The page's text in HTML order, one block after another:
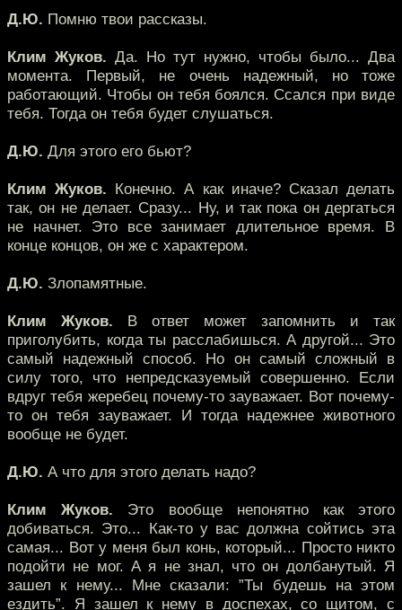
Д.Ю. Помню твои рассказы.
Клим Жуков. Да. Но тут нужно, чтобы было... Два
момента. Первый, не очень надежный, но тоже
работающий. Чтобы он тебя боялся. Ссался при виде
тебя. Тогда он тебя будет слушаться.
Д.Ю. Для этого его бьют?
Клим Жуков. Конечно. А как иначе? Сказал делать
так, он не делает. Сразу... Ну, и так пока он дергаться
не начнет. Это все занимает длительное время. В
конце концов, он же с характером.
Д.Ю. Злопамятные.
Клим Жуков. В ответ может запомнить и так
приголубить, когда ты расслабишься. А другой... Это
самый надежный способ. Но он самый сложный в
силу того, что непредсказуемый совершенно. Если
вдруг тебя жеребец почему-то зауважает. Вот почему-
то он тебя зауважает. И тогда надежнее животного
вообще не будет.
Д.Ю. А что для этого делать надо?
Клим Жуков. Это вообще непонятно как этого
добиваться. Это... Как-то у вас должна сойтись эта
самая... Вот у меня был конь, который... Просто никто
подойти не мог. А я не знал, что он долбанутый. Я
зашел к нему... Мне сказали: ”Ты будешь на этом
ездить”. Я зашел к нему в доспехах, со щитом, с